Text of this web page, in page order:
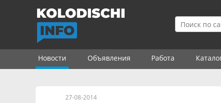
Новости Объявления Работа
27-08-2014